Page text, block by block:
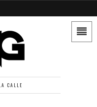
CALLE